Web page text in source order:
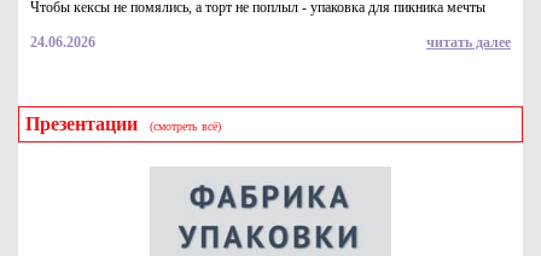
Контейнер для пирожных, кондитерских изделий и конфет,
р-р 125*125*78мм, 400мл
Чтобы кексы не помялись, а торт не поплыл - упаковка для пикника мечты
24.06.2026 читать далее
Презентации (смотреть всё)